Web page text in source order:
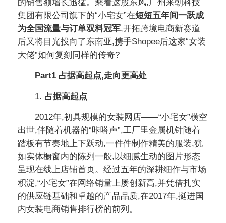
的销售额增长迅猛。乘着这股东风,广州来朝科技
集团有限公司旗下的“小宅女”在短短五年间一跃成
为全国流量与订单双料冠军,开拓跨境电商新赛道
后又将目光投向了东南亚,携手Shopee后这家“女装
大佬”如何复刻同样的传奇?
Part1 占据高起点,走向更高处
1. 占据高起点
2012年,初具规模的女装网店——“小宅女”横空
出世,伴随着机器的“咔嗒声”,工厂里金属机针随着
踏板有节奏地上下跃动,一件件制作精美的服装,犹
如实体橱窗内的陈列一般,以细腻生动的图片形态
呈现在线上店铺首页。经过五年的深耕细作与市场
积淀,“小宅女”在网络销量上屡创新高,并凭借扎实
的供应链基础和卓越的产品品质,在2017年,挺进国
内女装电商销售排行榜的前列。